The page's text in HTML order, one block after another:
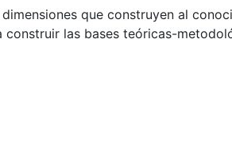
que construyen al
las bases teóricas-